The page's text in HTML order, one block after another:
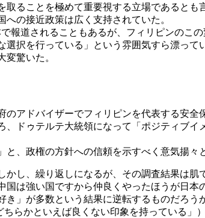
ることを極めて重要視する立場であるとも
の接近政策は広く支持されていた。
道されることもあるが、フィリピンのこの
択を行っている」という雰囲気すら漂って
驚いた。
アドバイザーでフィリピンを代表する安全
ドゥテルテ大統領になって「ポジティブ
、政権の方針への信頼を示すべく意気揚々
し、繰り返しになるが、その調査結果は肌
は強い国ですから仲良くやったほうが日本
」が多数という結果に逆転するものだろう
らかといえば良くない印象を持っている」）